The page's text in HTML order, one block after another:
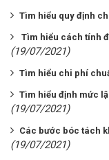
Tìm hiểu quy định
Tìm hiểu cách tính
(19/07/2021)
Tìm hiểu chi phí
Tìm hiểu định mức
(19/07/2021)
Các bước bóc tách
(19/07/2021)